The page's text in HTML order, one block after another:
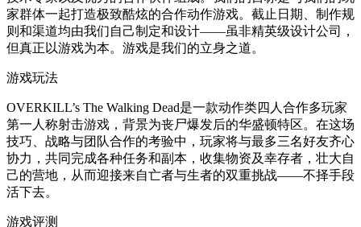
家群体一起打造极致酷炫的合作动作游戏。截止日期、制作规
则和渠道均由我们自己制定和设计——虽非精英级设计公司，
但真正以游戏为本。游戏是我们的立身之道。
游戏玩法
OVERKILL’s The Walking Dead是一款动作类四人合作多玩家
第一人称射击游戏，背景为丧尸爆发后的华盛顿特区。在这场
技巧、战略与团队合作的考验中，玩家将与最多三名好友齐心
协力，共同完成各种任务和副本，收集物资及幸存者，壮大自
己的营地，从而迎接来自亡者与生者的双重挑战——不择手段
活下去。
游戏评测